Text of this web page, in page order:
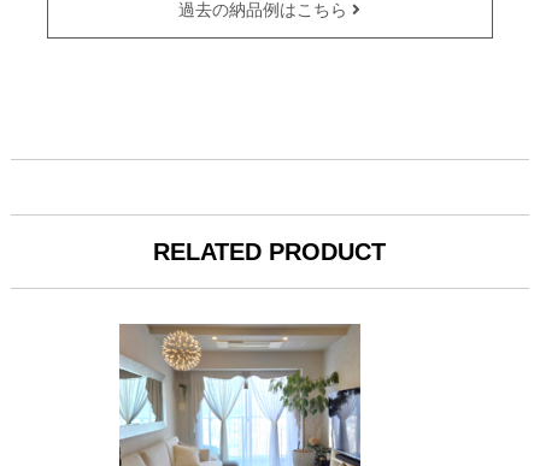
過去の納品例はこちら
RELATED PRODUCT